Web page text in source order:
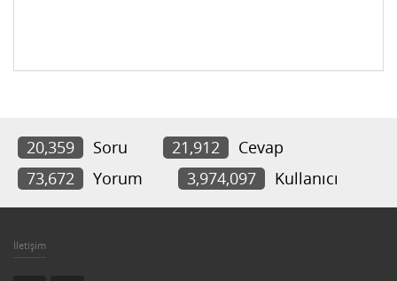
20,359 Soru 21,912
Cevap
73,672
Yorum 3,974,097 Kullanıcı
İletişim